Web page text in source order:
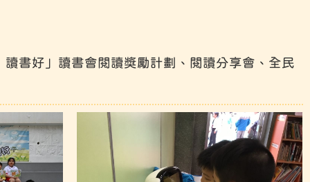
書好」讀書會閱讀獎勵計劃、閱讀分享會、全民